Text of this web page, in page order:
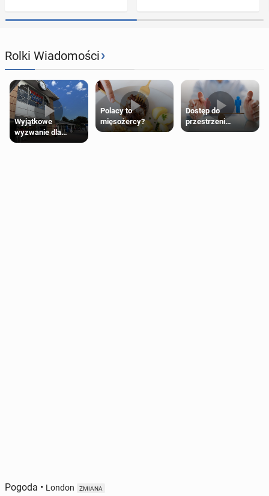
Rolki Wiadomości›
Wyjątkowe
wyzwanie dla
posiadaczy kart
Polacy to
mięsożercy?
Dostęp do
przestrzeni
przeznaczonych
Pogoda • London ZMIANA